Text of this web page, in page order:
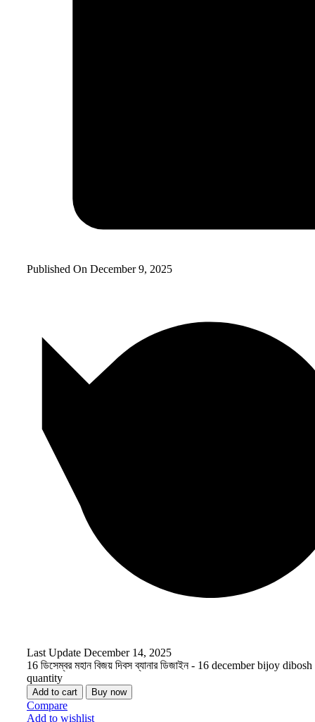
Published On December 9, 2025
Last Update December 14, 2025
16 ডিসেম্বর মহান বিজয় দিবস ব্যানার ডিজাইন - 16 december bijoy
quantity
Add to cart Buy now
Compare
Add to wishlist